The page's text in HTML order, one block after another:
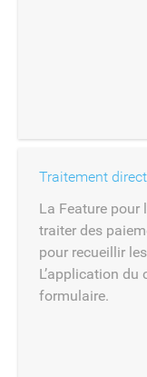
Traitement
La Feature pour
traiter des
pour recueillir
L’application
formulaire.